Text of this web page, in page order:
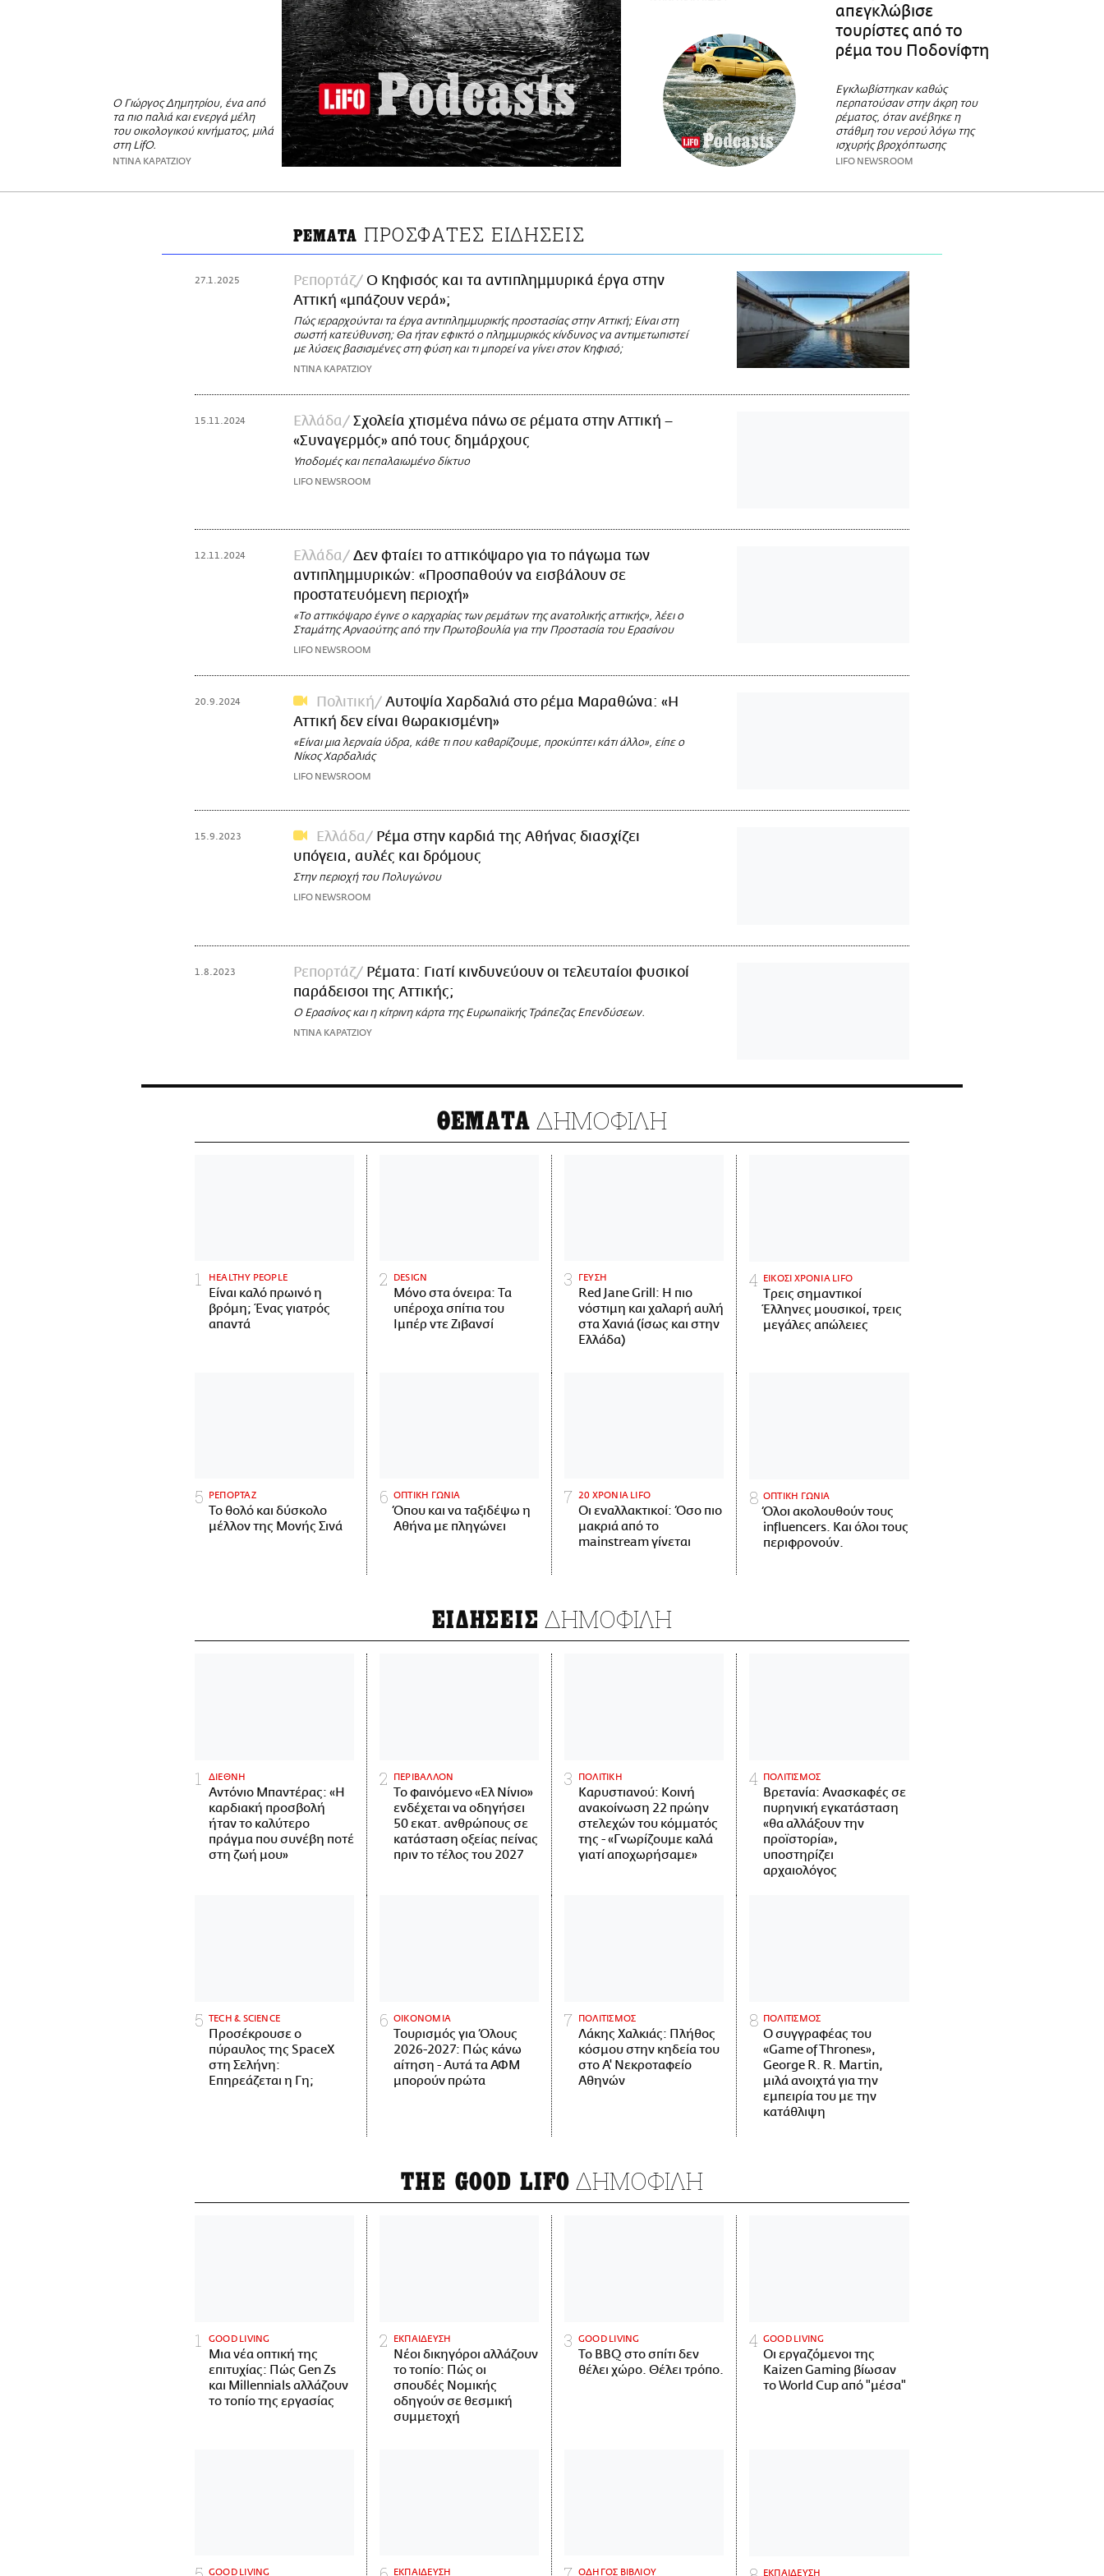
O Γιώργος Δημητρίου, ένα από
τα πιο παλιά και ενεργά μέλη
του οικολογικού κινήματος, μιλά
στη LifO.
ΝΤΙΝΑ ΚΑΡΑΤΖΙΟΥ
απεγκλώβισε
τουρίστες από το
ρέμα του Ποδονίφτη
Εγκλωβίστηκαν καθώς
περπατούσαν στην άκρη του
ρέματος, όταν ανέβηκε η
στάθμη του νερού λόγω της
ισχυρής βροχόπτωσης
LIFO NEWSROOM
ΡΕΜΑΤΑ ΠΡΟΣΦΑΤΕΣ ΕΙΔΗΣΕΙΣ
27.1.2025 Ρεπορτάζ
Ο Κηφισός και τα αντιπλημμυρικά έργα στην
Αττική «μπάζουν νερά»;
Πώς ιεραρχούνται τα έργα αντιπλημμυρικής προστασίας στην Αττική; Είναι στη
σωστή κατεύθυνση; Θα ήταν εφικτό ο πλημμυρικός κίνδυνος να αντιμετωπιστεί
με λύσεις βασισμένες στη φύση και τι μπορεί να γίνει στον Κηφισό;
ΝΤΙΝΑ ΚΑΡΑΤΖΙΟΥ
15.11.2024 Ελλάδα
Σχολεία χτισμένα πάνω σε ρέματα στην Αττική –
«Συναγερμός» από τους δημάρχους
Υποδομές και πεπαλαιωμένο δίκτυο
LIFO NEWSROOM
12.11.2024 Ελλάδα
Δεν φταίει το αττικόψαρο για το πάγωμα των
αντιπλημμυρικών: «Προσπαθούν να εισβάλουν σε
προστατευόμενη περιοχή»
«Το αττικόψαρο έγινε ο καρχαρίας των ρεμάτων της ανατολικής αττικής», λέει ο
Σταμάτης Αρναούτης από την Πρωτοβουλία για την Προστασία του Ερασίνου
LIFO NEWSROOM
20.9.2024 Πολιτική
Αυτοψία Χαρδαλιά στο ρέμα Μαραθώνα: «Η
Αττική δεν είναι θωρακισμένη»
«Είναι μια λερναία ύδρα, κάθε τι που καθαρίζουμε, προκύπτει κάτι άλλο», είπε ο
Νίκος Χαρδαλιάς
LIFO NEWSROOM
15.9.2023 Ελλάδα
Ρέμα στην καρδιά της Αθήνας διασχίζει
υπόγεια, αυλές και δρόμους
Στην περιοχή του Πολυγώνου
LIFO NEWSROOM
1.8.2023 Ρεπορτάζ
Ρέματα: Γιατί κινδυνεύουν οι τελευταίοι φυσικοί
παράδεισοι της Αττικής;
Ο Ερασίνος και η κίτρινη κάρτα της Ευρωπαϊκής Τράπεζας Επενδύσεων.
ΝΤΙΝΑ ΚΑΡΑΤΖΙΟΥ
ΘΕΜΑΤΑ ΔΗΜΟΦΙΛΗ
HEALTHY PEOPLE
Είναι καλό πρωινό η
βρόμη; Ένας γιατρός
απαντά
DESIGN
Μόνο στα όνειρα: Τα
υπέροχα σπίτια του
Ιμπέρ ντε Ζιβανσί
ΓΕΥΣΗ
Red Jane Grill: Η πιο
νόστιμη και χαλαρή αυλή
στα Χανιά (ίσως και στην
Ελλάδα)
ΕΙΚΟΣΙ ΧΡΟΝΙΑ LIFO
Tρεις σημαντικοί
Έλληνες μουσικοί, τρεις
μεγάλες απώλειες
ΡΕΠΟΡΤΑΖ
Το θολό και δύσκολο
μέλλον της Μονής Σινά
ΟΠΤΙΚΗ ΓΩΝΙΑ
Όπου και να ταξιδέψω η
Αθήνα με πληγώνει
20 ΧΡΟΝΙΑ LIFO
Οι εναλλακτικοί: Όσο πιο
μακριά από το
mainstream γίνεται
ΟΠΤΙΚΗ ΓΩΝΙΑ
Όλοι ακολουθούν τους
influencers. Και όλοι τους
περιφρονούν.
ΕΙΔΗΣΕΙΣ ΔΗΜΟΦΙΛΗ
ΔΙΕΘΝΗ
Αντόνιο Μπαντέρας: «Η
καρδιακή προσβολή
ήταν το καλύτερο
πράγμα που συνέβη ποτέ
στη ζωή μου»
ΠΕΡΙΒΑΛΛΟΝ
Το φαινόμενο «Ελ Νίνιο»
ενδέχεται να οδηγήσει
50 εκατ. ανθρώπους σε
κατάσταση οξείας πείνας
πριν το τέλος του 2027
ΠΟΛΙΤΙΚΗ
Καρυστιανού: Κοινή
ανακοίνωση 22 πρώην
στελεχών του κόμματός
της - «Γνωρίζουμε καλά
γιατί αποχωρήσαμε»
ΠΟΛΙΤΙΣΜΟΣ
Βρετανία: Ανασκαφές σε
πυρηνική εγκατάσταση
«θα αλλάξουν την
προϊστορία»,
υποστηρίζει
αρχαιολόγος
ΤECH & SCIENCE
Προσέκρουσε ο
πύραυλος της SpaceX
στη Σελήνη:
Επηρεάζεται η Γη;
ΟΙΚΟΝΟΜΙΑ
Τουρισμός για Όλους
2026-2027: Πώς κάνω
αίτηση - Αυτά τα ΑΦΜ
μπορούν πρώτα
ΠΟΛΙΤΙΣΜΟΣ
Λάκης Χαλκιάς: Πλήθος
κόσμου στην κηδεία του
στο Α' Νεκροταφείο
Αθηνών
ΠΟΛΙΤΙΣΜΟΣ
Ο συγγραφέας του
«Game of Thrones»,
George R. R. Martin,
μιλά ανοιχτά για την
εμπειρία του με την
κατάθλιψη
THE GOOD LIFO ΔΗΜΟΦΙΛΗ
GOOD LIVING
Μια νέα οπτική της
επιτυχίας: Πώς Gen Zs
και Millennials αλλάζουν
το τοπίο της εργασίας
ΕΚΠΑΙΔΕΥΣΗ
Νέοι δικηγόροι αλλάζουν
το τοπίο: Πώς οι
σπουδές Νομικής
οδηγούν σε θεσμική
συμμετοχή
GOOD LIVING
Το BBQ στο σπίτι δεν
θέλει χώρο. Θέλει τρόπο.
GOOD LIVING
Οι εργαζόμενοι της
Kaizen Gaming βίωσαν
το World Cup από "μέσα"
GOOD LIVING ΕΚΠΑΙΔΕΥΣΗ ΟΔΗΓΟΣ ΒΙΒΛΙΟΥ ΕΚΠΑΙΔΕΥΣΗ